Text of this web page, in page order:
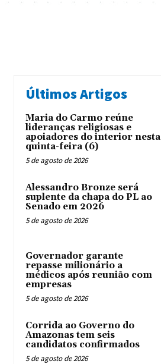
Últimos Artigos
Maria do Carmo reúne
lideranças religiosas e
apoiadores do interior nesta
quinta-feira (6)
5 de agosto de 2026
Alessandro Bronze será
suplente da chapa do PL ao
Senado em 2026
5 de agosto de 2026
Governador garante
repasse milionário a
médicos após reunião com
empresas
5 de agosto de 2026
Corrida ao Governo do
Amazonas tem seis
candidatos confirmados
5 de agosto de 2026